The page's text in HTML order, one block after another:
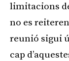
limitacions
no es
reunió sigui
cap